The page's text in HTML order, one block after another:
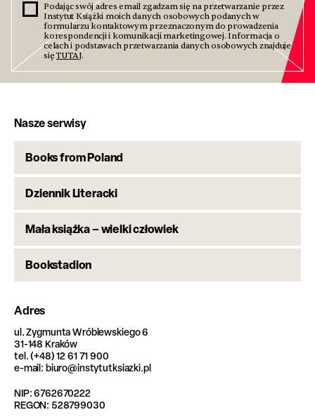
Podając swój adres email zgadzam się na przetwarzanie przez
Instytut Książki moich danych osobowych podanych w
formularzu kontaktowym przeznaczonym do prowadzenia
korespondencji i komunikacji marketingowej. Informacja o
celach i podstawach przetwarzania danych osobowych znajduje
sięTUTAJ.
Nasze serwisy
Books from Poland
Dziennik Literacki
Mała książka – wielki człowiek
Bookstadion
Adres
ul. Zygmunta Wróblewskiego 6
31-148 Kraków
tel. (+48) 12 61 71 900
e-mail: biuro@instytutksiazki.pl
NIP: 6762670222
REGON: 528799030